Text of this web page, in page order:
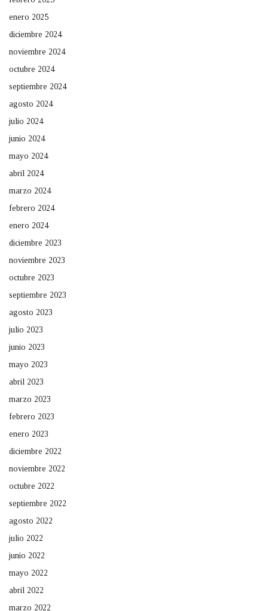
enero 2025
diciembre 2024
noviembre 2024
octubre 2024
septiembre 2024
agosto 2024
julio 2024
junio 2024
mayo 2024
abril 2024
marzo 2024
febrero 2024
enero 2024
diciembre 2023
noviembre 2023
octubre 2023
septiembre 2023
agosto 2023
julio 2023
junio 2023
mayo 2023
abril 2023
marzo 2023
febrero 2023
enero 2023
diciembre 2022
noviembre 2022
octubre 2022
septiembre 2022
agosto 2022
julio 2022
junio 2022
mayo 2022
abril 2022
marzo 2022